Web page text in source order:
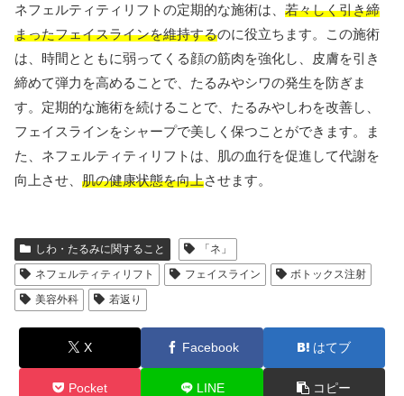
ネフェルティティリフトの定期的な施術は、 若々しく引き締
まったフェイスラインを維持するのに役立ちます。この施術
は、時間とともに弱ってくる顔の筋肉を強化し、皮膚を引き
締めて弾力を高めることで、たるみやシワの発生を防ぎま
す。定期的な施術を続けることで、たるみやしわを改善し、
フェイスラインをシャープで美しく保つことができます。ま
た、ネフェルティティリフトは、肌の血行を促進して代謝を
向上させ、 肌の健康状態を向上させます。
しわ・たるみに関すること
「ネ」
ネフェルティティリフト
フェイスライン
ボトックス注射
美容外科
若返り
X Facebook はてブ
Pocket LINE コピー